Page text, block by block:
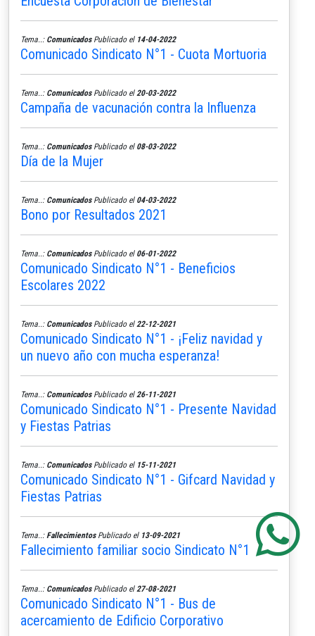
Tema..: ComunicadosPublicado el 14-04-2022
Comunicado Sindicato N°1 - Cuota Mortuoria
Tema..: ComunicadosPublicado el 20-03-2022
Campaña de vacunación contra la Influenza
Tema..: ComunicadosPublicado el 08-03-2022
Día de la Mujer
Tema..: ComunicadosPublicado el 04-03-2022
Bono por Resultados 2021
Tema..: ComunicadosPublicado el 06-01-2022
Comunicado Sindicato N°1 - Beneficios
Escolares 2022
Tema..: ComunicadosPublicado el 22-12-2021
Comunicado Sindicato N°1 - ¡Feliz navidad y
un nuevo año con mucha esperanza!
Tema..: ComunicadosPublicado el 26-11-2021
Comunicado Sindicato N°1 - Presente Navidad
y Fiestas Patrias
Tema..: ComunicadosPublicado el 15-11-2021
Comunicado Sindicato N°1 - Gifcard Navidad y
Fiestas Patrias
Tema..: FallecimientosPublicado el 13-09-2021
Fallecimiento familiar socio Sindicato N°1
Tema..: ComunicadosPublicado el 27-08-2021
Comunicado Sindicato N°1 - Bus de
acercamiento de Edificio Corporativo